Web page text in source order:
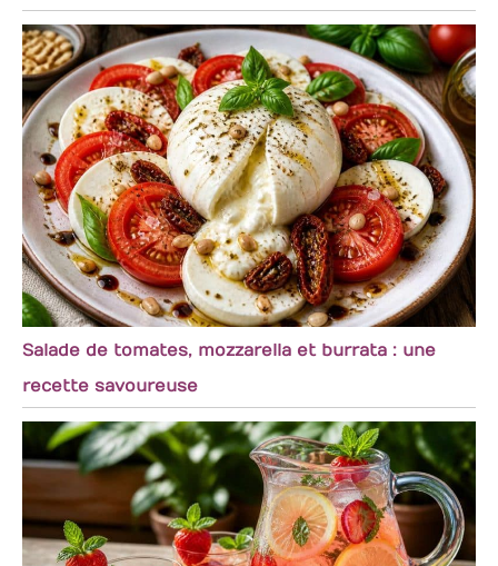
Salade de tomates, mozzarella et burrata : une
recette savoureuse